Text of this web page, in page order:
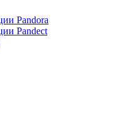
Pandora
Pandect